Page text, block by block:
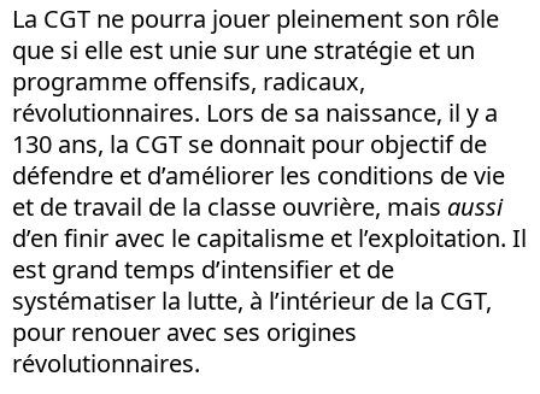
La CGT ne pourra jouer pleinement son rôle
que si elle est unie sur une stratégie et un
programme offensifs, radicaux,
révolutionnaires. Lors de sa naissance, il y a
130 ans, la CGT se donnait pour objectif de
défendre et d’améliorer les conditions de vie
et de travail de la classe ouvrière, mais aussi
d’en finir avec le capitalisme et l’exploitation. Il
est grand temps d’intensifier et de
systématiser la lutte, à l’intérieur de la CGT,
pour renouer avec ses origines
révolutionnaires.